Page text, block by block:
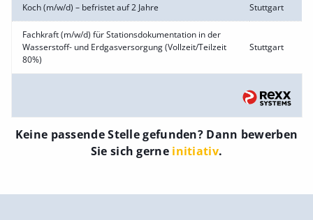
Koch (m/w/d) – befristet auf 2 Jahre Stuttgart
Fachkraft (m/w/d) für Stationsdokumentation in der
Wasserstoff- und Erdgasversorgung (Vollzeit/Teilzeit
80%)
Stuttgart
Keine passende Stelle gefunden? Dann bewerben
Sie sich gerne initiativ.